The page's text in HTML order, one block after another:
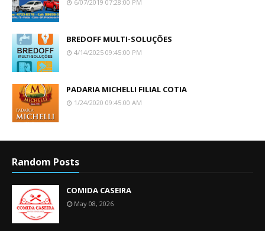
6/07/2019 07:28:00 PM
BREDOFF MULTI-SOLUÇÕES
4/14/2025 09:45:00 PM
PADARIA MICHELLI FILIAL COTIA
1/24/2020 09:45:00 AM
Random Posts
COMIDA CASEIRA
May 08, 2026